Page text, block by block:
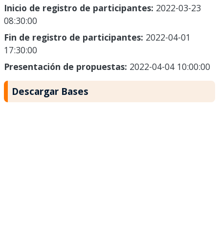
Inicio de registro de participantes: 2022-03-23
08:30:00
Fin de registro de participantes: 2022-04-01
17:30:00
Presentación de propuestas: 2022-04-04 10:00:00
Descargar Bases